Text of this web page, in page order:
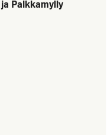
Palkkamylly